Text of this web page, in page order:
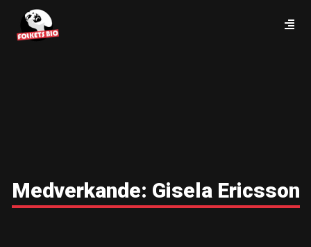
Medverkande: Gisela Ericsson